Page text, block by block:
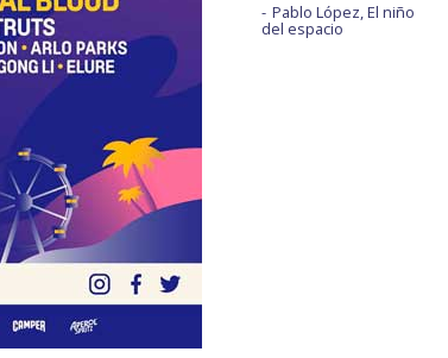
Pablo López, El niño
del espacio